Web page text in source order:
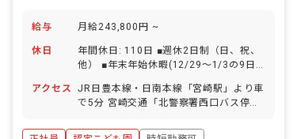
給与 月給243,800円 ~
休日
年間休日: 110日 ■週休2日制（日、祝、
他） ■年末年始休暇(12/29～1/3の9日
得可能／取得率90％／5日以上の連休相
談OK） ※有休は確実に取得できるの
■産前産後・育児休暇（産休取得率
アクセス
JR日豊本線・日南本線「宮崎駅」より車
で5分 宮崎交通「北警察署西口バス停」
車通勤可（駐車場完備／月額4,150円）